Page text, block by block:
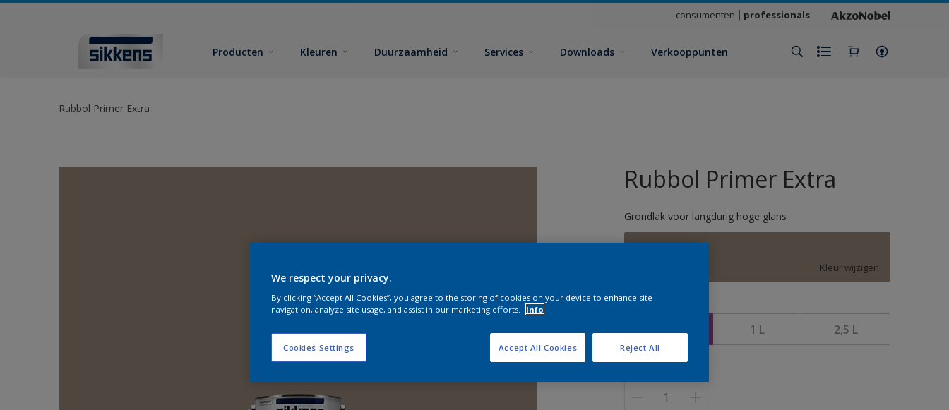
consumenten professionals
Producten Kleuren Duurzaamheid Services Downloads Verkooppunten
Rubbol Primer Extra
Rubbol Primer Extra
Grondlak voor langdurig hoge glans
Kleur wijzigen
0,5 l 1 L 2,5 L
We respect your privacy.
By clicking “Accept All Cookies”, you agree to the storing of cookies on your device to enhance site
navigation, analyze site usage, and assist in our marketing efforts.
Info
Cookies Settings Reject All
Accept All Cookies